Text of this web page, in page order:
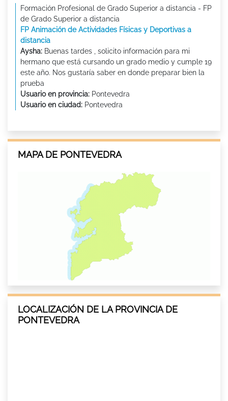
Formación Profesional de Grado Superior a distancia - FP
de Grado Superior a distancia
FP Animación de Actividades Físicas y Deportivas a
distancia
Aysha: Buenas tardes , solicito información para mi
hermano que está cursando un grado medio y cumple 19
este año. Nos gustaría saber en donde preparar bien la
prueba
Usuario en provincia: Pontevedra
Usuario en ciudad: Pontevedra
MAPA DE PONTEVEDRA
LOCALIZACIÓN DE LA PROVINCIA DE
PONTEVEDRA